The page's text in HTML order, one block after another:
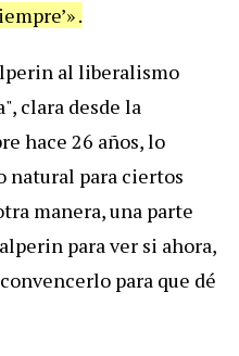
.
al liberalismo
clara desde la
hace 26 años, lo
natural para ciertos
manera, una parte
para ver si ahora,
para que dé